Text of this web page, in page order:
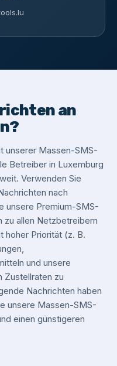
an
unserer Massen-SMS-
Betreiber in Luxemburg
Verwenden Sie
nach
unsere Premium-SMS-
zu allen Netzbetreibern
hoher Priorität (z. B.
und unsere
Zustellraten zu
Nachrichten haben
unsere Massen-SMS-
einen günstigeren